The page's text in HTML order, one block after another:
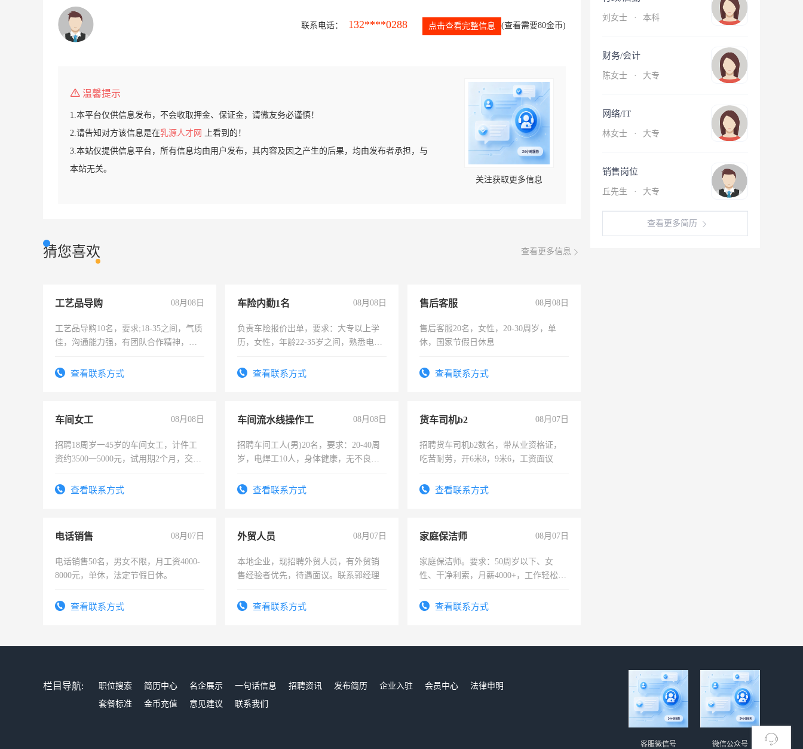
联系电话： 132****0288 点击查看完整信息 (查看需要80金币)
温馨提示
1.本平台仅供信息发布，不会收取押金、保证金，请微友务必谨慎！
2.请告知对方该信息是在乳源人才网
上看到的！
3.本站仅提供信息平台，所有信息均由用户发布，其内容及因之产生的后果，均由发布者承担，与
本站无关。
关注获取更多信息
猜您喜欢 查看更多信息
工艺品导购 08月08日
工艺品导购10名，要求;18-35之间，气质
佳，沟通能力强，有团队合作精神，有
查看联系方式
车险内勤1名 08月08日
负责车险报价出单，要求：大专以上学
历，女性，年龄22-35岁之间，熟悉电脑
试用期1-3个月，转正后交纳五险，
查看联系方式
售后客服 08月08日
售后客服20名，女性，20-30周岁，单
休，国家节假日休息
查看联系方式
车间女工 08月08日
招聘18周岁一45岁的车间女工，计件工
资约3500一5000元，试用期2个月，交五
查看联系方式
车间流水线操作工 08月08日
招聘车间工人(男)20名，要求：20-40周
岁，电焊工10人，身体健康，无不良嗜
宿，免费发放劳保用品，两班倒，每月
查看联系方式
货车司机b2 08月07日
招聘货车司机b2数名，带从业资格证，
吃苦耐劳，开6米8，9米6，工资面议
查看联系方式
电话销售 08月07日
电话销售50名，男女不限，月工资4000-
8000元，单休，法定节假日休。
查看联系方式
外贸人员 08月07日
本地企业，现招聘外贸人员，有外贸销
售经验者优先，待遇面议。联系郭经理
查看联系方式
家庭保洁师 08月07日
家庭保洁师。要求：50周岁以下、女
性、干净利索，月薪4000+，工作轻松，
太太等。查看联系方式
刘女士 · 本科
财务/会计
陈女士 · 大专
网络/IT
林女士 · 大专
销售岗位
丘先生 · 大专
查看更多简历
栏目导航: 职位搜索 简历中心 名企展示 一句话信息 招聘资讯 发布简历 企业入驻 会员中心
法律申明
套餐标准
金币充值 意见建议 联系我们
微信公众号
客服微信号